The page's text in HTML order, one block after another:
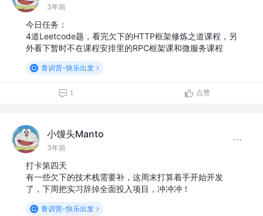
3年前
今日任务：
4道Leetcode题，看完欠下的HTTP框架修炼之道课程，另
外看下暂时不在课程安排里的RPC框架课和微服务课程
青训营-快乐出发
1 点赞
小馒头Manto
3年前
打卡第四天
有一些欠下的技术栈需要补，这周末打算着手开始开发
了，下周把实习辞掉全面投入项目，冲冲冲！
青训营-快乐出发